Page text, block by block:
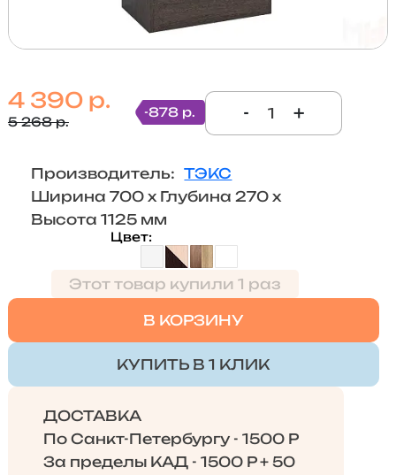
4 390 р.
5 268 р.
-878 р. - +
Производитель: ТЭКС
Ширина 700 x Глубина 270 x
Высота 1125 мм
Цвет
Этот товар купили 1 раз
В КОРЗИНУ
КУПИТЬ В 1 КЛИК
ДОСТАВКА
По Санкт-Петербургу - 1500 Р
За пределы КАД - 1500 Р + 50